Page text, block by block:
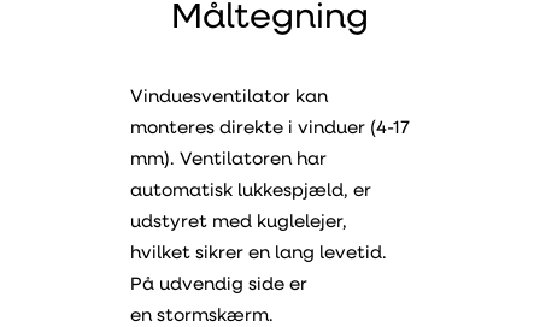
Måltegning
Vinduesventilator kan
monteres direkte i vinduer (4-17
mm). Ventilatoren har
automatisk lukkespjæld, er
udstyret med kuglelejer,
hvilket sikrer en lang levetid.
På udvendig side er
en stormskærm.